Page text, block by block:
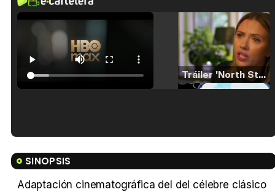
Tráiler 'North Star' (2023)
SINOPSIS
Adaptación cinematográfica del del célebre clásico